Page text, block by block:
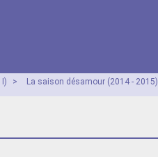
> La saison désamour (2014 - 2015)